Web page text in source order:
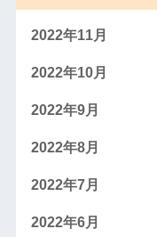
2022年11月
2022年10月
2022年9月
2022年8月
2022年7月
2022年6月